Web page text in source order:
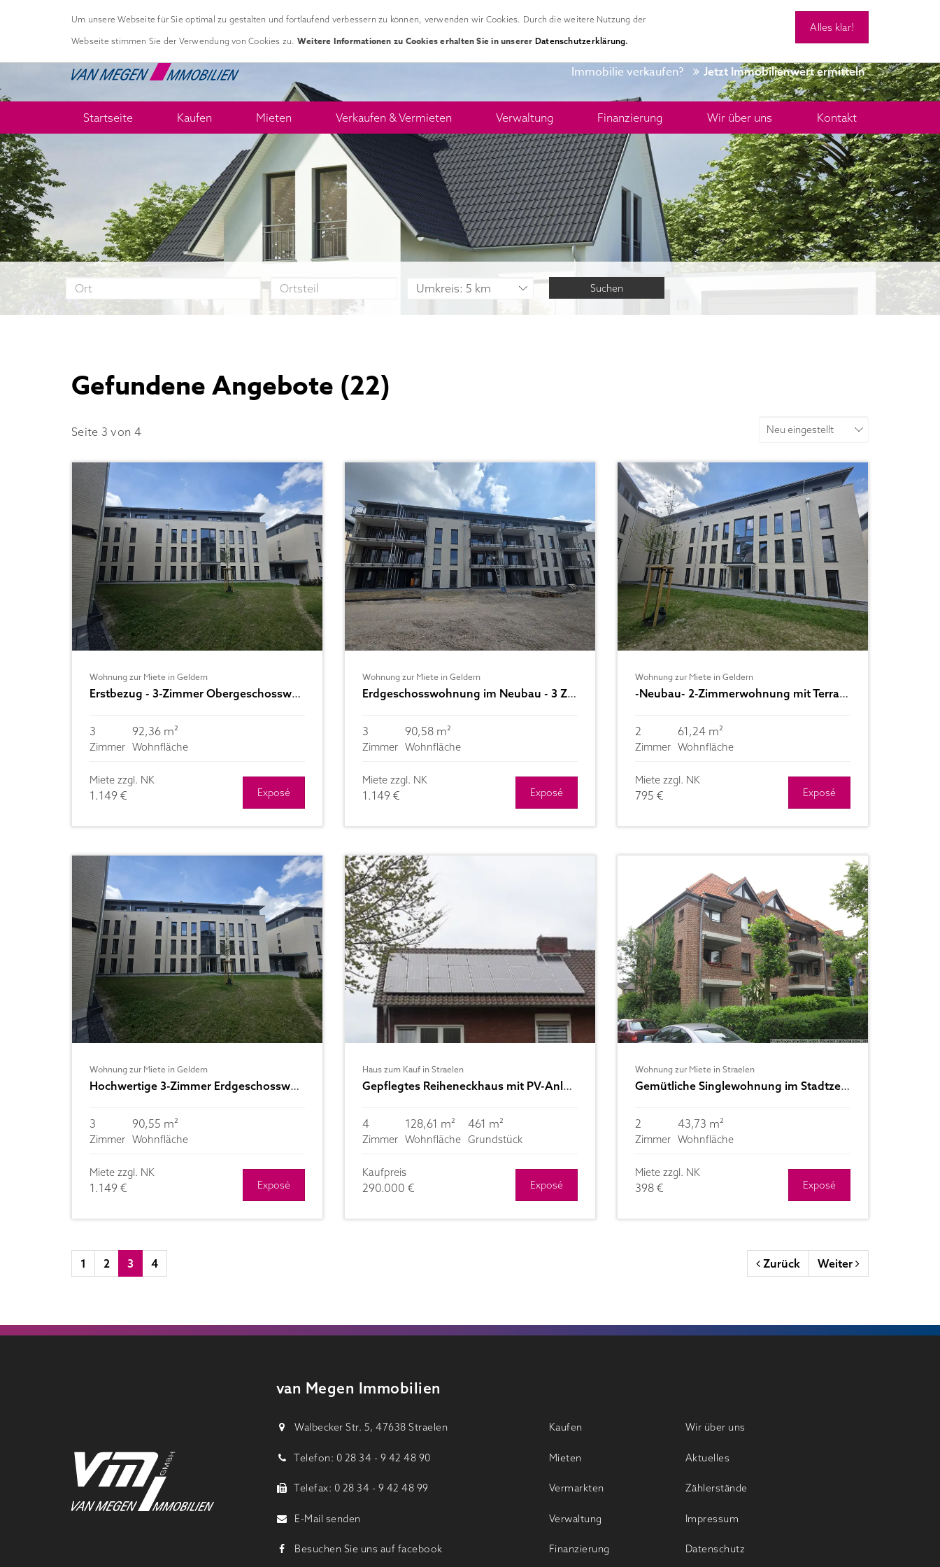
Kontakt
Immobilie verkaufen? Jetzt Immobilienwert ermitteln
Startseite Kaufen Mieten Verkaufen & Vermieten Verwaltung Finanzierung Wir über uns Kontakt
Suchen
Gefundene Angebote (22)
Seite 3 von 4
Wohnung zur Miete in Geldern
Erstbezug - 3-Zimmer Obergeschosswohnung mit Balkon zu vermieten
3
Zimmer
92,36 m²
Wohnfläche
Miete zzgl. NK
1.149 € Exposé
Wohnung zur Miete in Geldern
Erdgeschosswohnung im Neubau - 3 Zimmerwohnung mit Terrasse und Gartenanteil zu vermieten
3
Zimmer
90,58 m²
Wohnfläche
Miete zzgl. NK
1.149 € Exposé
Wohnung zur Miete in Geldern
-Neubau- 2-Zimmerwohnung mit Terrasse zu vermieten
2
Zimmer
61,24 m²
Wohnfläche
Miete zzgl. NK
795 € Exposé
Wohnung zur Miete in Geldern
Hochwertige 3-Zimmer Erdgeschosswohnung mit Terrasse und Gartenanteil- Neubau
3
Zimmer
90,55 m²
Wohnfläche
Miete zzgl. NK
1.149 € Exposé
Haus zum Kauf in Straelen
Gepflegtes Reiheneckhaus mit PV-Anlage und Garage
4
Zimmer
128,61 m²
Wohnfläche
461 m²
Grundstück
Kaufpreis
290.000 € Exposé
Wohnung zur Miete in Straelen
Gemütliche Singlewohnung im Stadtzentrum von Straelen
2
Zimmer
43,73 m²
Wohnfläche
Miete zzgl. NK
398 € Exposé
1 2 3 4 Zurück Weiter
van Megen Immobilien
Walbecker Str. 5, 47638 Straelen
Telefon: 0 28 34 - 9 42 48 90
Telefax: 0 28 34 - 9 42 48 99
E-Mail senden
Besuchen Sie uns auf facebook
Kaufen
Mieten
Vermarkten
Verwaltung
Finanzierung
Wir über uns
Aktuelles
Zählerstände
Impressum
Datenschutz
Um unsere Webseite für Sie optimal zu gestalten und fortlaufend verbessern zu können, verwenden wir Cookies. Durch die weitere Nutzung der
Webseite stimmen Sie der Verwendung von Cookies zu. Weitere Informationen zu Cookies erhalten Sie in unserer Datenschutzerklärung.
Alles klar!